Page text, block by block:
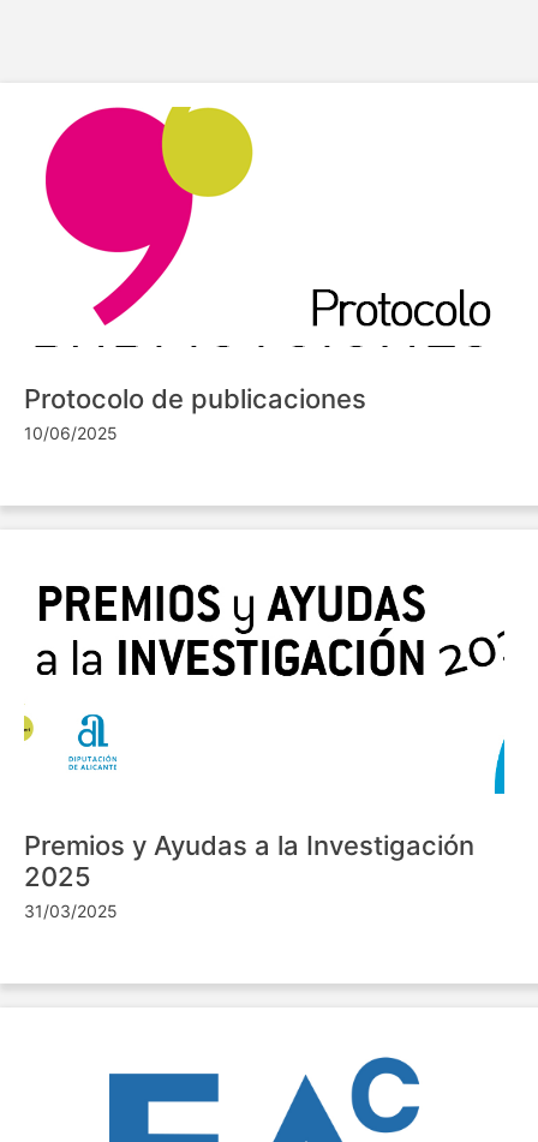
Protocolo de publicaciones
10/06/2025
Premios y Ayudas a la Investigación
2025
31/03/2025